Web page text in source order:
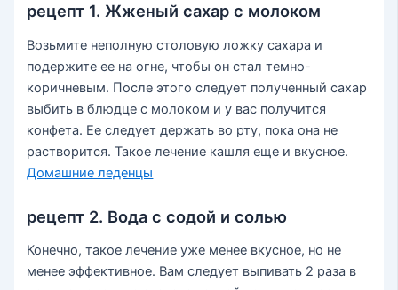
рецепт 1. Жженый сахар с молоком
Возьмите неполную столовую ложку сахара и
подержите ее на огне, чтобы он стал темно-
коричневым. После этого следует полученный сахар
выбить в блюдце с молоком и у вас получится
конфета. Ее следует держать во рту, пока она не
растворится. Такое лечение кашля еще и вкусное.
Домашние леденцы
рецепт 2. Вода с содой и солью
Конечно, такое лечение уже менее вкусное, но не
менее эффективное. Вам следует выпивать 2 раза в